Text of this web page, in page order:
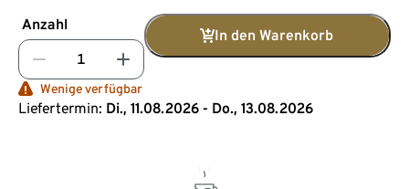
Anzahl
In den Warenkorb
Wenige verfügbar
Liefertermin: Di., 11.08.2026 - Do., 13.08.2026